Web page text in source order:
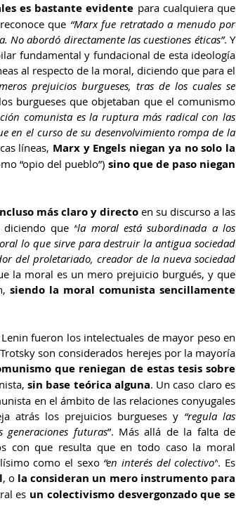
es bastante evidente para cualquiera que
que “Marx fue retratado a menudo por
No abordó directamente las cuestiones éticas”. Y
fundamental y fundacional de esta ideología
al respecto de la moral, diciendo que para el
prejuicios burgueses, tras de los cuales se
burgueses que objetaban que el comunismo
comunista es la ruptura más radical con las
en el curso de su desenvolvimiento rompa de la
líneas, Marx y Engels niegan ya no solo la
“opio del pueblo”) sino que de paso niegan
más claro y directo en su discurso a las
que “la moral está subordinada a los
lo que sirve para destruir la antigua sociedad
del proletariado, creador de la nueva sociedad
la moral es un mero prejuicio burgués, y que
siendo la moral comunista sencillamente
fueron los intelectuales de mayor peso en
son considerados herejes por la mayoría
que reniegan de estas tesis sobre
sin base teórica alguna. Un caso claro es
en el ámbito de las relaciones conyugales
atrás los prejuicios burgueses y “regula las
generaciones futuras”. Más allá de la falta de
con que resulta que en todo caso la moral
como el sexo “en interés del colectivo”. Es
, o la consideran un mero instrumento para
es un colectivismo desvergonzado que se